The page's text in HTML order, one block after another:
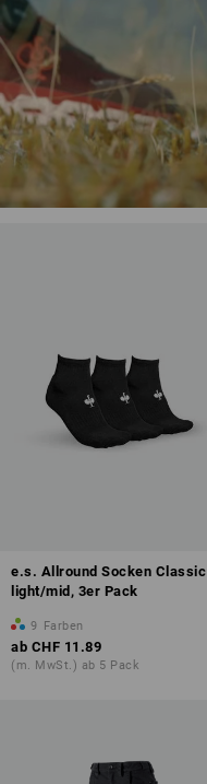
e.s. Allround Socken Classic
light/mid, 3er Pack
9 Farben
ab CHF 11.89
(m. MwSt.) ab 5 Pack